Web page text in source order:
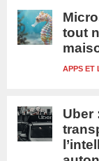
tout
APPS ET
Uber